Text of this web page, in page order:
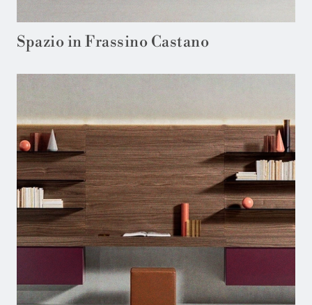
Spazio in Frassino Castano